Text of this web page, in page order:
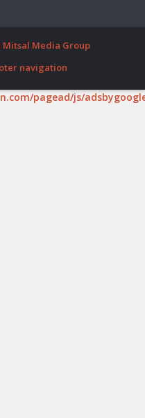
Mitsal Media Group
navigation
pagead/js/